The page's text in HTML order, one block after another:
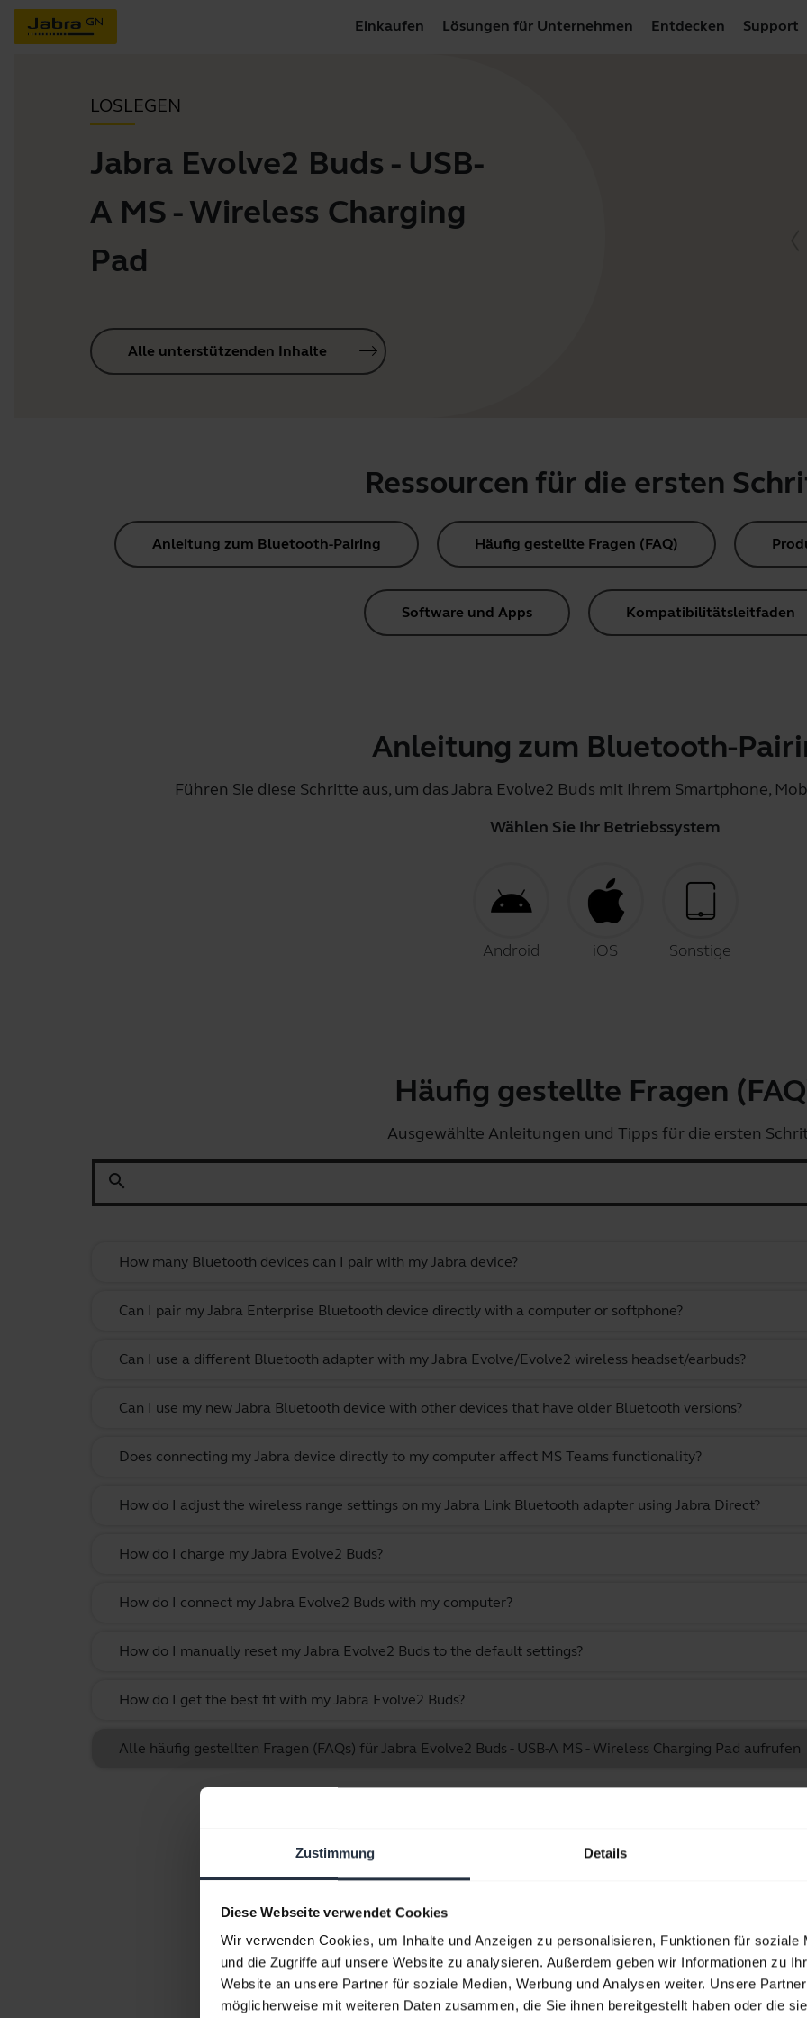
Zustimmung Details
Diese Webseite verwendet Cookies
Wir verwenden Cookies, um Inhalte und Anzeigen zu personalisieren, Funktionen für soziale
und die Zugriffe auf unsere Website zu analysieren. Außerdem geben wir Informationen zu
Website an unsere Partner für soziale Medien, Werbung und Analysen weiter. Unsere
möglicherweise mit weiteren Daten zusammen, die Sie ihnen bereitgestellt haben oder die
Einkaufen Lösungen für Unternehmen Entdecken Support
LOSLEGEN
Jabra Evolve2 Buds - USB-
A MS - Wireless Charging
Pad
Alle unterstützenden Inhalte
Ressourcen für die ersten
Anleitung zum Bluetooth-Pairing Häufig gestellte Fragen (FAQ)
Software und Apps Kompatibilitätsleitfaden
Anleitung zum Bluetooth-
Führen Sie diese Schritte aus, um das Jabra Evolve2 Buds mit Ihrem Smartphone,
Wählen Sie Ihr Betriebssystem
Android iOS Sonstige
Häufig gestellte Fragen
Ausgewählte Anleitungen und Tipps für die ersten
search
How many Bluetooth devices can I pair with my Jabra device?
Can I pair my Jabra Enterprise Bluetooth device directly with a computer or softphone?
Can I use a different Bluetooth adapter with my Jabra Evolve/Evolve2 wireless headset/earbuds?
Can I use my new Jabra Bluetooth device with other devices that have older Bluetooth versions?
Does connecting my Jabra device directly to my computer affect MS Teams functionality?
How do I adjust the wireless range settings on my Jabra Link Bluetooth adapter using Jabra Direct?
How do I charge my Jabra Evolve2 Buds?
How do I connect my Jabra Evolve2 Buds with my computer?
How do I manually reset my Jabra Evolve2 Buds to the default settings?
How do I get the best fit with my Jabra Evolve2 Buds?
Alle häufig gestellten Fragen (FAQs) für Jabra Evolve2 Buds - USB-A MS - Wireless Charging Pad aufrufen
Produktunterlagen
Benutzerhandbuch